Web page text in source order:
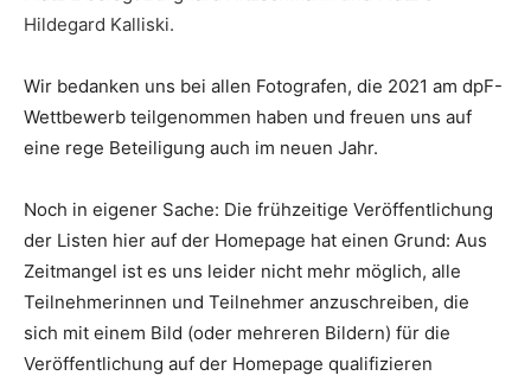
Hildegard Kalliski.
Wir bedanken uns bei allen Fotografen, die 2021 am dpF-
Wettbewerb teilgenommen haben und freuen uns auf
eine rege Beteiligung auch im neuen Jahr.
Noch in eigener Sache: Die frühzeitige Veröffentlichung
der Listen hier auf der Homepage hat einen Grund: Aus
Zeitmangel ist es uns leider nicht mehr möglich, alle
Teilnehmerinnen und Teilnehmer anzuschreiben, die
sich mit einem Bild (oder mehreren Bildern) für die
Veröffentlichung auf der Homepage qualifizieren